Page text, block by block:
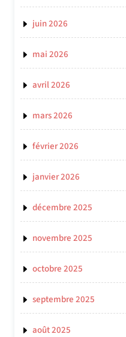
juin 2026
mai 2026
avril 2026
mars 2026
février 2026
janvier 2026
décembre 2025
novembre 2025
octobre 2025
septembre 2025
août 2025